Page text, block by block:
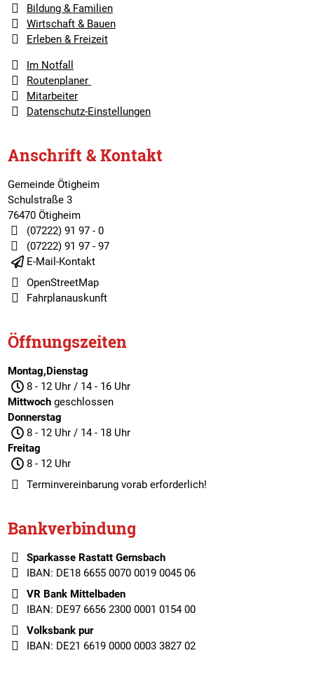
Bildung & Familien
Wirtschaft & Bauen
Erleben & Freizeit
Im Notfall
Routenplaner
Mitarbeiter
Datenschutz-Einstellungen
Anschrift & Kontakt
Gemeinde Ötigheim
Schulstraße 3
76470 Ötigheim
(07222) 91 97 - 0
(07222) 91 97 - 97
E-Mail-Kontakt
OpenStreetMap
Fahrplanauskunft
Öffnungszeiten
Montag,Dienstag
8 - 12 Uhr / 14 - 16 Uhr
Mittwochgeschlossen
Donnerstag
8 - 12 Uhr / 14 - 18 Uhr
Freitag
8 - 12 Uhr
Terminvereinbarungvorab erforderlich!
Bankverbindung
Sparkasse Rastatt Gernsbach
IBAN: DE18 6655 0070 0019 0045 06
VR Bank Mittelbaden
IBAN: DE97 6656 2300 0001 0154 00
Volksbank pur
IBAN: DE21 6619 0000 0003 3827 02